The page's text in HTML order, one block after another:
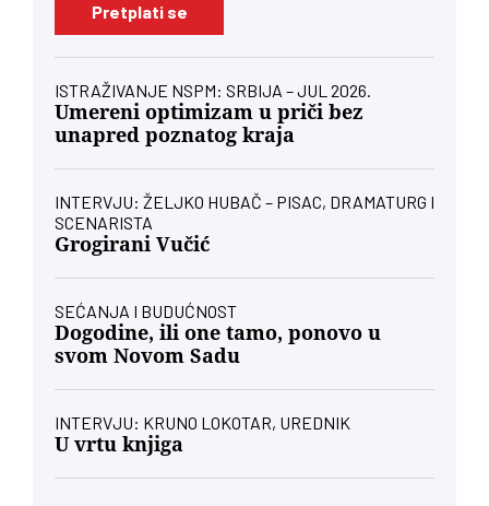
Pretplati se
ISTRAŽIVANJE NSPM: SRBIJA – JUL 2026.
Umereni optimizam u priči bez
unapred poznatog kraja
INTERVJU: ŽELJKO HUBAČ – PISAC, DRAMATURG I
SCENARISTA
Grogirani Vučić
SEĆANJA I BUDUĆNOST
Dogodine, ili one tamo, ponovo u
svom Novom Sadu
INTERVJU: KRUNO LOKOTAR, UREDNIK
U vrtu knjiga